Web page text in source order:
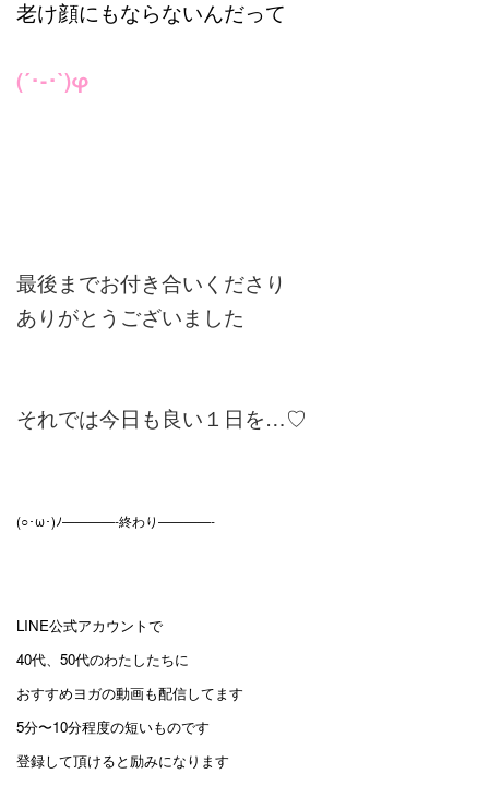
老け顔にもならないんだって
(´･-･`)φ
最後までお付き合いくださり
ありがとうございました
それでは今日も良い１日を…♡
(○･ω･)ﾉ————-終わり————-
LINE公式アカウントで
40代、50代のわたしたちに
おすすめヨガの動画も配信してます
5分〜10分程度の短いものです
登録して頂けると励みになります